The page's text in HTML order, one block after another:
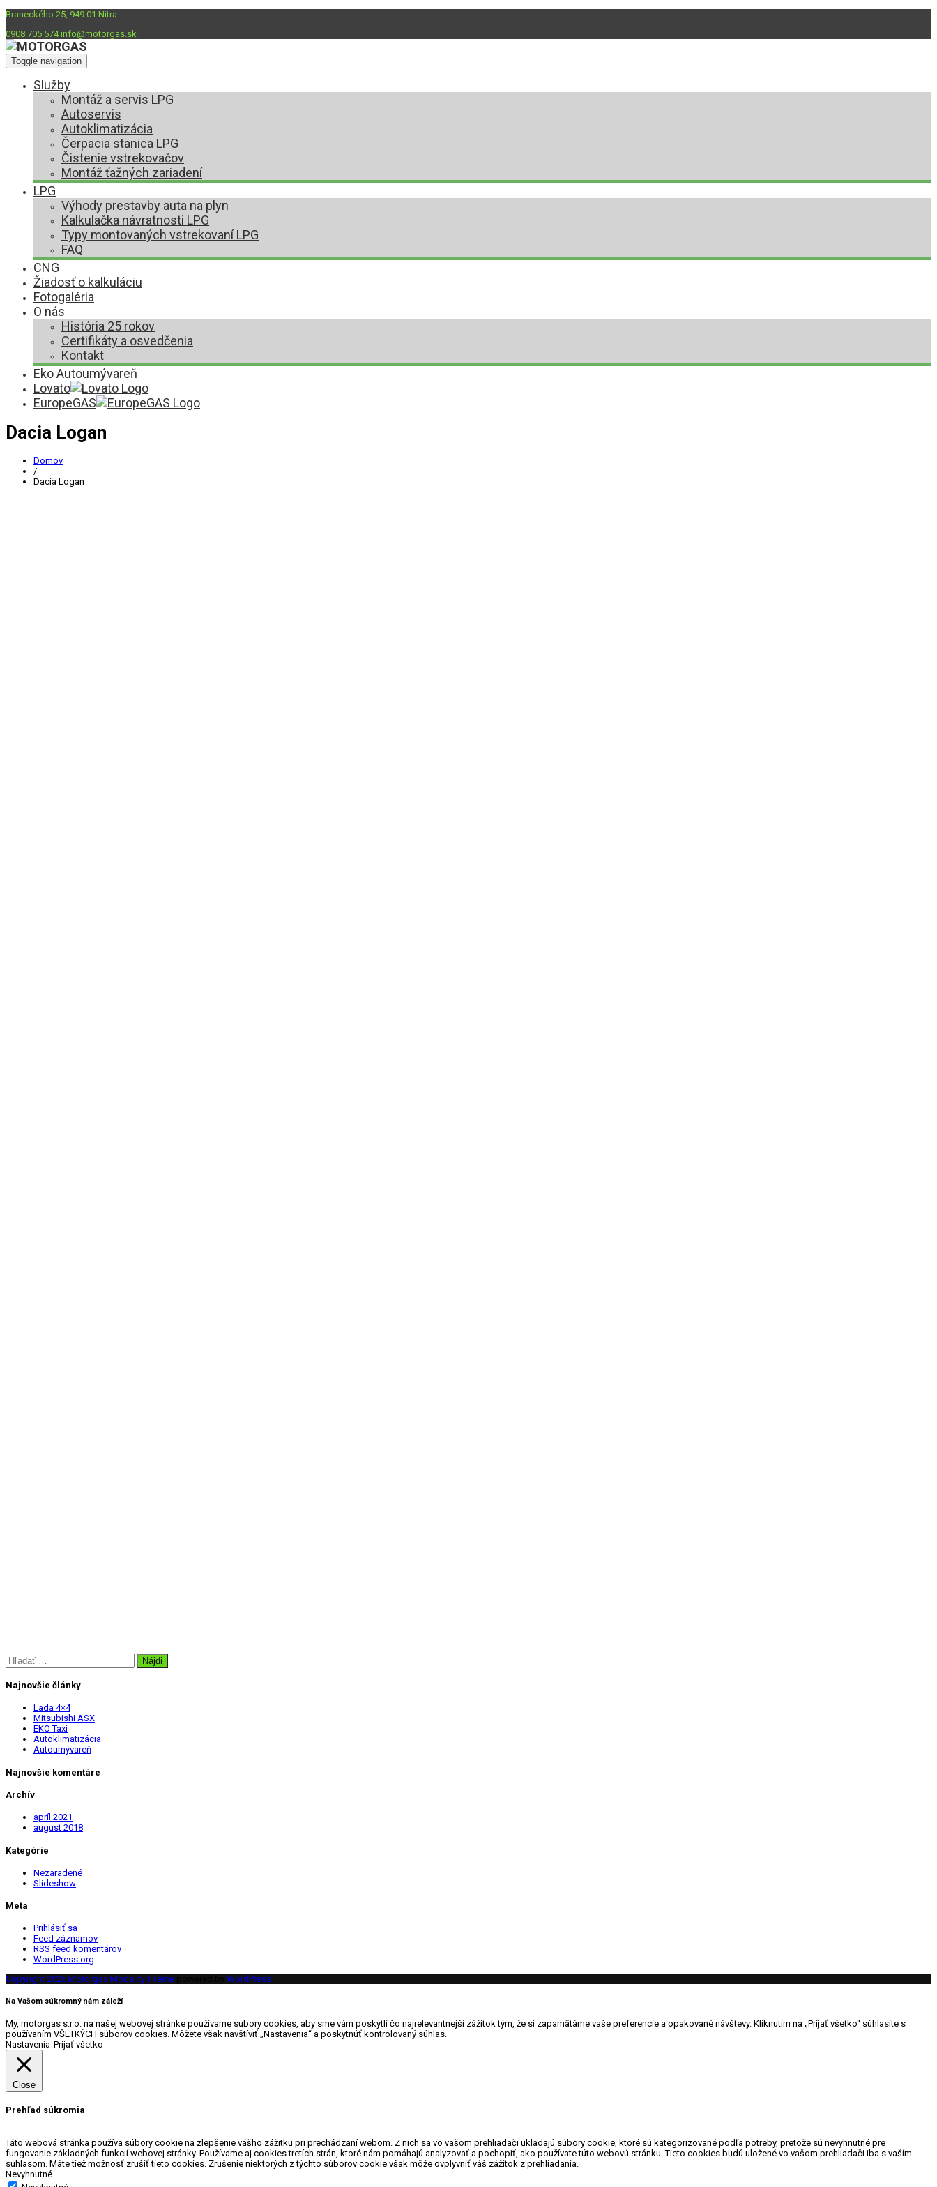
Braneckého 25, 949 01 Nitra
0908 705 574 info@motorgas.sk
Toggle navigation
Služby
Montáž a servis LPG
Autoservis
Autoklimatizácia
Čerpacia stanica LPG
Čistenie vstrekovačov
Montáž ťažných zariadení
LPG
Výhody prestavby auta na plyn
Kalkulačka návratnosti LPG
Typy montovaných vstrekovaní LPG
FAQ
CNG
Žiadosť o kalkuláciu
Fotogaléria
O nás
História 25 rokov
Certifikáty a osvedčenia
Kontakt
Eko Autoumývareň
Lovato
EuropeGAS
Dacia Logan
Domov
/
Dacia Logan
Hľadať:
Najnovšie články
Lada 4×4
Mitsubishi ASX
EKO Taxi
Autoklimatizácia
Autoumývareň
Najnovšie komentáre
Archív
apríl 2021
august 2018
Kategórie
Nezaradené
Slideshow
Meta
Prihlásiť sa
Feed záznamov
RSS feed komentárov
WordPress.org
Copyright 2026 Motorgas Modality Theme WordPress
Na Vašom súkromný nám záleží
My, motorgas s.r.o. na našej webovej stránke používame súbory cookies, aby sme vám poskytli čo najrelevantnejší zážitok tým, že si zapamätáme vaše preferencie a opakované návštevy. Kliknutím na „Prijať všetko“ súhlasíte s
používaním VŠETKÝCH súborov cookies. Môžete však navštíviť „Nastavenia“ a poskytnúť kontrolovaný súhlas.
Nastavenia Prijať všetko
Close
Prehľad súkromia
Táto webová stránka používa súbory cookie na zlepšenie vášho zážitku pri prechádzaní webom. Z nich sa vo vašom prehliadači ukladajú súbory cookie, ktoré sú kategorizované podľa potreby, pretože sú nevyhnutné pre
fungovanie základných funkcií webovej stránky. Používame aj cookies tretích strán, ktoré nám pomáhajú analyzovať a pochopiť, ako používate túto webovú stránku. Tieto cookies budú uložené vo vašom prehliadači iba s vaším
súhlasom. Máte tiež možnosť zrušiť tieto cookies. Zrušenie niektorých z týchto súborov cookie však môže ovplyvniť váš zážitok z prehliadania.
Nevyhnutné